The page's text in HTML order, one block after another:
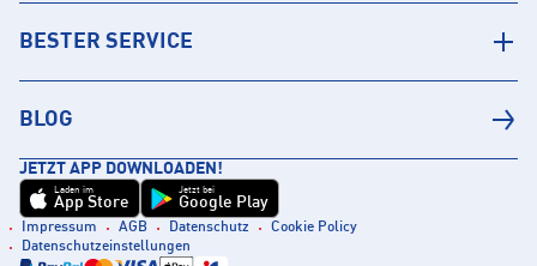
BESTER SERVICE
BLOG
JETZT APP DOWNLOADEN!
Laden im
App Store
Jetzt bei
Google Play
Impressum AGB Datenschutz
Cookie Policy
Datenschutzeinstellungen